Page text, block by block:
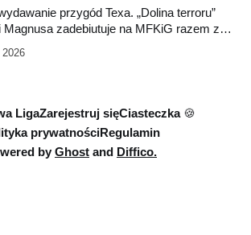
przygód Texa. „Dolina terroru”
Magnusa zadebiutuje na MFKiG razem z
„Dylana Doga”.
LigaZarejestruj sięCiasteczka 🍪
prywatnościRegulamin
by Ghost and Diffico.